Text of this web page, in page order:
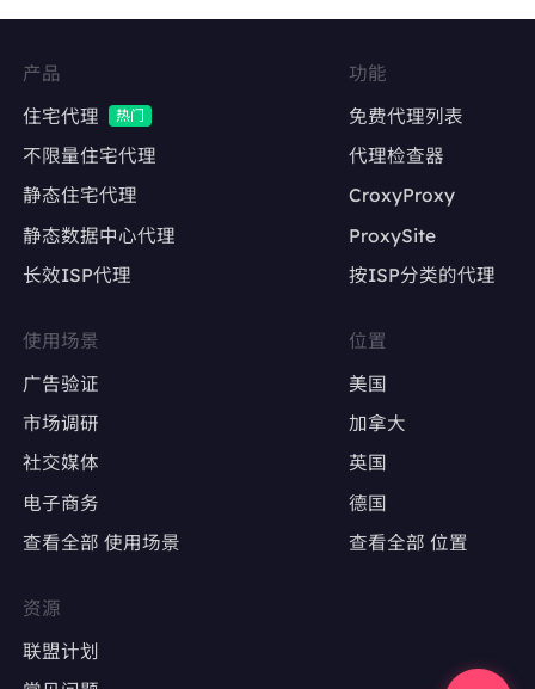
多账号管理
维持账号稳定的登录IP，降低异常登录风险
内容发布与互动
自动化发帖、点赞、评论，模拟真实用户行为
避免因IP变动导致账号被限流或封禁
Google Ads、Facebook Ads等广告平台的多
账户操作
确保每个广告账户使用固定IP，避免因IP变动触
发审核
广告效果测试
精准定位特定地区，测试广告投放效果
产品
住宅代理
热门
不限量住宅代理
静态住宅代理
静态数据中心代理
长效ISP代理
功能
免费代理列表
代理检查器
CroxyProxy
ProxySite
按ISP分类的代理
使用场景
广告验证
市场调研
社交媒体
电子商务
查看全部 使用场景
位置
美国
加拿大
英国
德国
查看全部 位置
资源
联盟计划